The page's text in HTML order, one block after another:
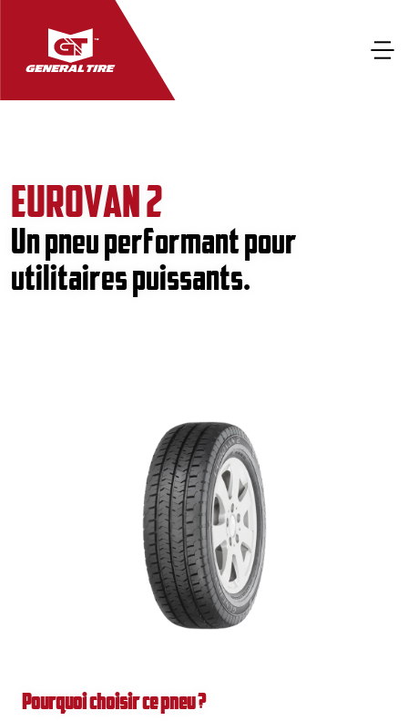
EUROVAN 2
Un pneu performant pour
utilitaires puissants.
Pourquoi choisir ce pneu ?